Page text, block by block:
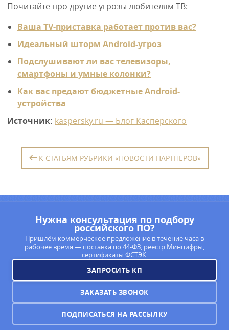
Почитайте про другие угрозы любителям ТВ:
Ваша TV-приставка работает против вас?
Идеальный шторм Android-угроз
Подслушивают ли вас телевизоры,
смартфоны и умные колонки?
Как вас предают бюджетные Android-
устройства
Источник: kaspersky.ru — Блог Касперского
К СТАТЬЯМ РУБРИКИ «НОВОСТИ ПАРТНЁРОВ»
Нужна консультация по подбору
российского ПО?
Пришлём коммерческое предложение в течение часа в
рабочее время — поставка по 44-ФЗ, реестр Минцифры,
сертификаты ФСТЭК.
ЗАПРОСИТЬ КП
ЗАКАЗАТЬ ЗВОНОК
ПОДПИСАТЬСЯ НА РАССЫЛКУ